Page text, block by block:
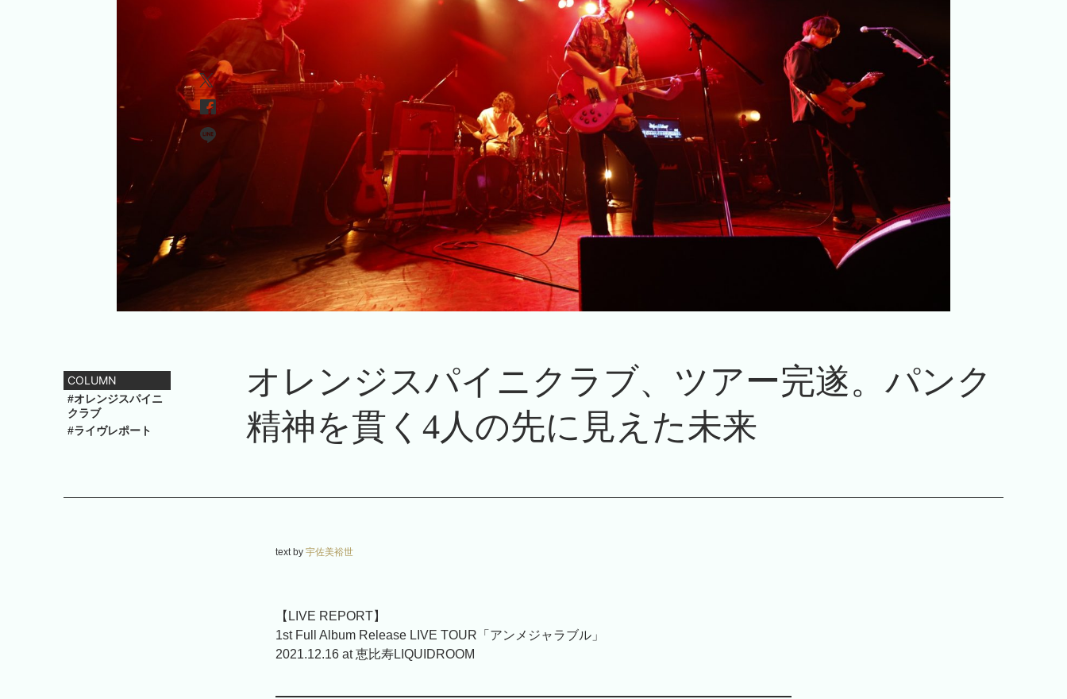
COLUMN
#オレンジスパイニ
クラブ
#ライヴレポート
オレンジスパイニクラブ、ツアー完遂。パンク
精神を貫く4人の先に見えた未来
text by 宇佐美裕世
【LIVE REPORT】
1st Full Album Release LIVE TOUR「アンメジャラブル」
2021.12.16 at恵比寿LIQUIDROOM